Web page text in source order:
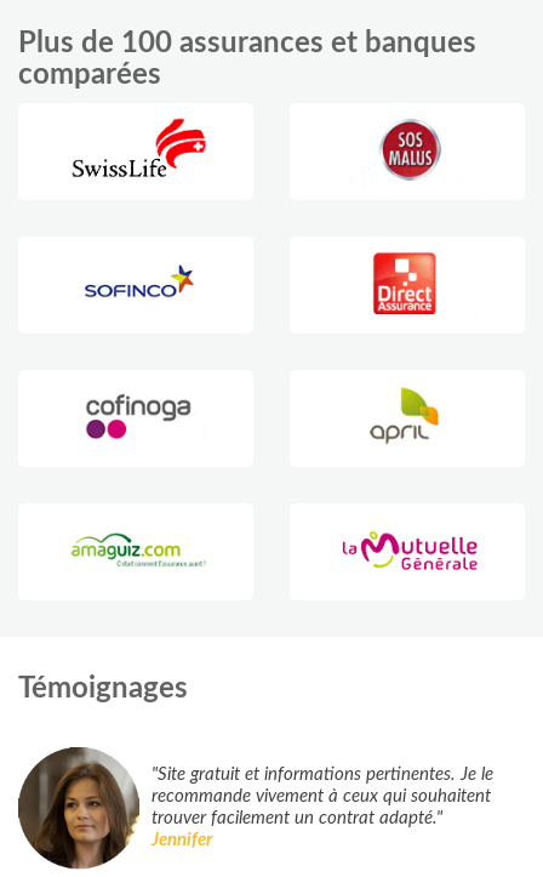
Plus de 100 assurances et banques
comparées
Témoignages
"Site gratuit et informations pertinentes. Je le
recommande vivement à ceux qui souhaitent
trouver facilement un contrat adapté."
Jennifer